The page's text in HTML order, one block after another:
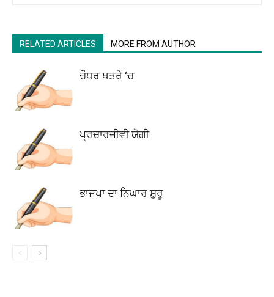
RELATED ARTICLES MORE FROM AUTHOR
ਚੌਧਰ ਖਤਰੇ ‘ਚ
ਪ੍ਰਚਾਰਜੀਵੀ ਯੋਗੀ
ਭਾਜਪਾ ਦਾ ਨਿਘਾਰ ਸ਼ੁਰੂ